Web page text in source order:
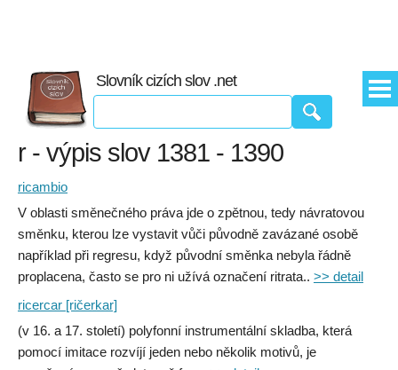
Slovník cizích slov .net
r - výpis slov 1381 - 1390
ricambio
V oblasti směnečného práva jde o zpětnou, tedy návratovou
směnku, kterou lze vystavit vůči původně zavázané osobě
například při regresu, když původní směnka nebyla řádně
proplacena, často se pro ni užívá označení ritrata.. >> detail
ricercar [ričerkar]
(v 16. a 17. století) polyfonní instrumentální skladba, která
pomocí imitace rozvíjí jeden nebo několik motivů, je